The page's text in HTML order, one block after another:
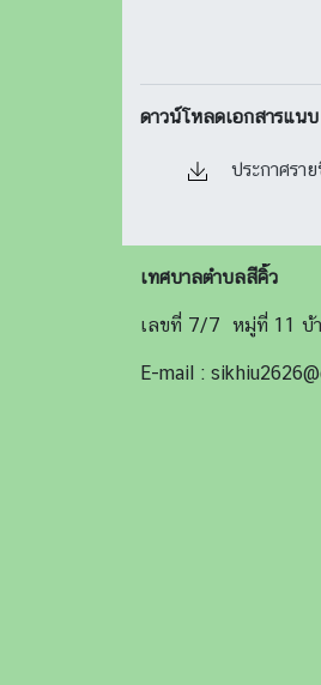
ดาวน์โหลดเอกสารแน
ประกาศรา
เทศบาลตำบลสีคิ้ว
เลขที่ 7/7 หมู่ที่ 11 บ้
E-mail :